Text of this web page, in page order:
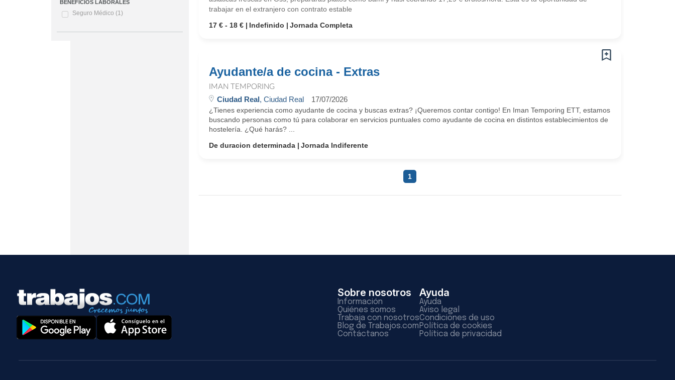
BENEFICIOS LABORALES
Seguro Médico (1)
trabajar en el extranjero con contrato estable
17 € - 18 €
Indefinido Jornada Completa
Ayudante/a de cocina - Extras
IMAN TEMPORING
Ciudad Real, Ciudad Real 17/07/2026
¿Tienes experiencia como ayudante de cocina y buscas extras? ¡Queremos contar contigo! En Iman Temporing ETT, estamos
buscando personas como tú para colaborar en servicios puntuales como ayudante de cocina en distintos establecimientos de
hostelería. ¿Qué harás? ...
De duracion determinada
Jornada Indiferente
1
Sobre nosotros
Información
Quiénes somos
Trabaja con nosotros
Blog de Trabajos.com
Contáctanos
Ayuda
Ayuda
Aviso legal
Condiciones de uso
Política de cookies
Política de privacidad